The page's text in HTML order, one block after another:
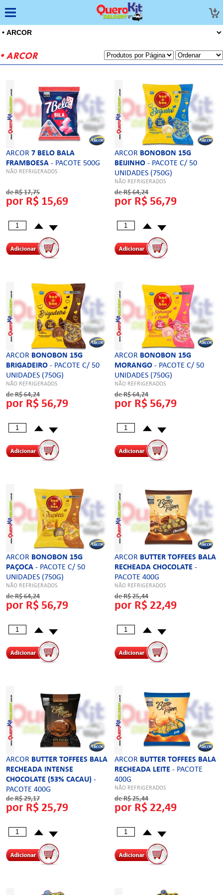
• ARCOR
ARCOR 7 BELO BALA
FRAMBOESA- PACOTE 500G
NÃO REFRIGERADOS
de R$ 17,75
por R$ 15,69
ARCOR BONOBON 15G
BEIJINHO- PACOTE C/ 50
UNIDADES (750G)
NÃO REFRIGERADOS
de R$ 64,24
por R$ 56,79
ARCOR BONOBON 15G
BRIGADEIRO- PACOTE C/ 50
UNIDADES (750G)
NÃO REFRIGERADOS
de R$ 64,24
por R$ 56,79
ARCOR BONOBON 15G
MORANGO- PACOTE C/ 50
UNIDADES (750G)
NÃO REFRIGERADOS
de R$ 64,24
por R$ 56,79
ARCOR BONOBON 15G
PAÇOCA- PACOTE C/ 50
UNIDADES (750G)
NÃO REFRIGERADOS
de R$ 64,24
por R$ 56,79
ARCOR BUTTER TOFFEES BALA
RECHEADA CHOCOLATE -
PACOTE 400G
NÃO REFRIGERADOS
de R$ 25,44
por R$ 22,49
ARCOR BUTTER TOFFEES BALA
RECHEADA INTENSE
CHOCOLATE (53% CACAU)-
PACOTE 400G
NÃO REFRIGERADOS
de R$ 29,17
por R$ 25,79
ARCOR BUTTER TOFFEES BALA
RECHEADA LEITE - PACOTE
400G
NÃO REFRIGERADOS
de R$ 25,44
por R$ 22,49